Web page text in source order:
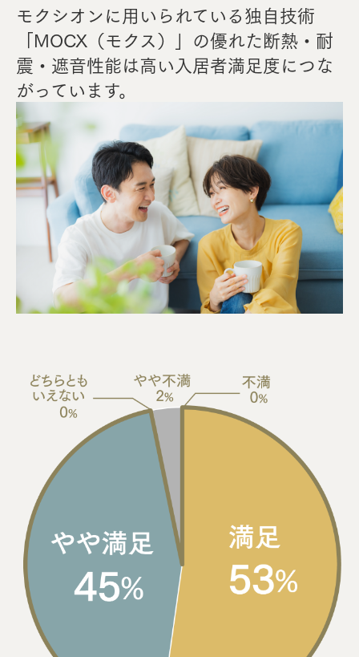
モクシオンに⽤いられている独⾃技術
「MOCX（モクス）」の優れた断熱・耐
震・遮⾳性能は⾼い⼊居者満⾜度につな
がっています。